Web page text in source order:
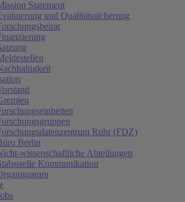
Statement
und Qualitätssicherung
Ruhr (FDZ)
Berlin
wissenschaftliche Abteilungen
Kommunikation